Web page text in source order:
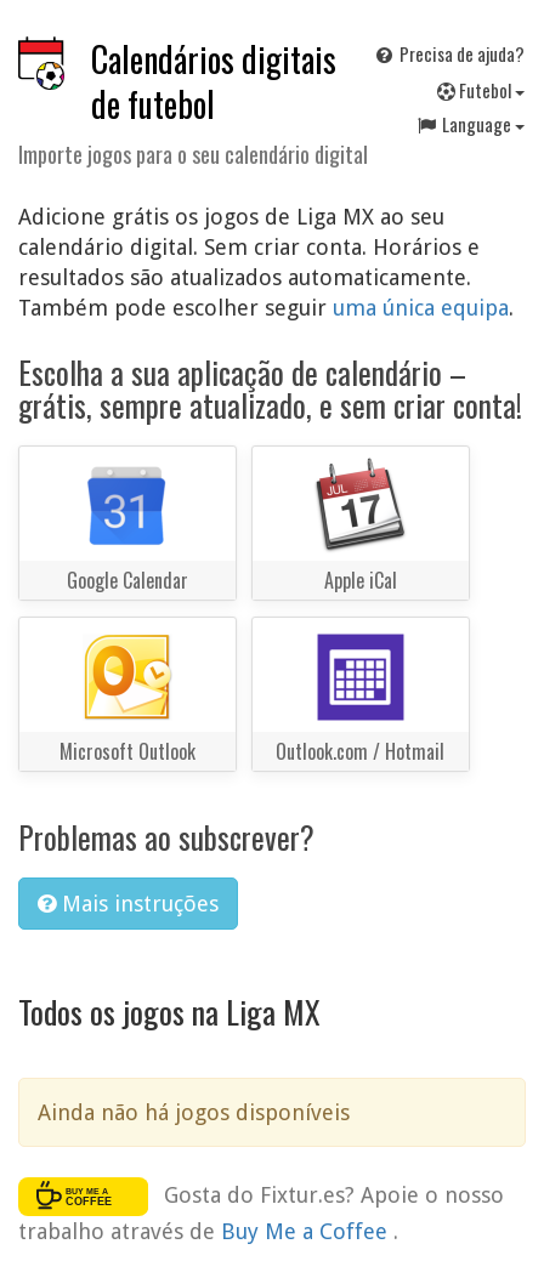
Calendários digitais
de futebol
Importe jogos para o seu calendário digital
Precisa de ajuda?
Futebol
Language
Adicione grátis os jogos de Liga MX ao seu
calendário digital. Sem criar conta. Horários e
resultados são atualizados automaticamente.
Também pode escolher seguir uma única equipa.
Escolha a sua aplicação de calendário –
grátis, sempre atualizado, e sem criar conta!
Google Calendar Apple iCal
Microsoft Outlook Outlook.com / Hotmail
Problemas ao subscrever?
Mais instruções
Todos os jogos na Liga MX
Ainda não há jogos disponíveis
Gosta do Fixtur.es? Apoie o nosso
trabalho através de Buy Me a Coffee .